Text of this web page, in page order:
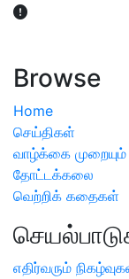
Browse
Home
செய்திகள்
வாழ்க்கை முறையும்
தோட்டக்கலை
வெற்றிக் கதைகள்
எதிர்வரும்